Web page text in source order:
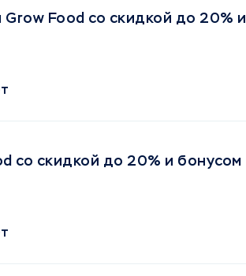
Food со скидкой до 20% и
со скидкой до 20% и бонусом